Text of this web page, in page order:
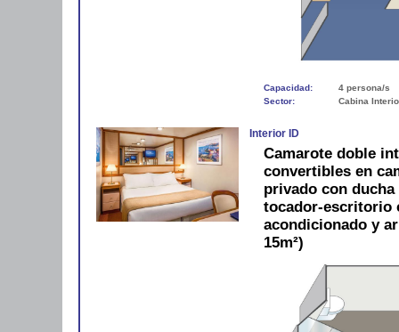
Capacidad:
4 persona/s
Sector:
Cabina
Interior ID
Camarote doble
convertibles en
privado con
tocador-escritorio
acondicionado y
15m²)